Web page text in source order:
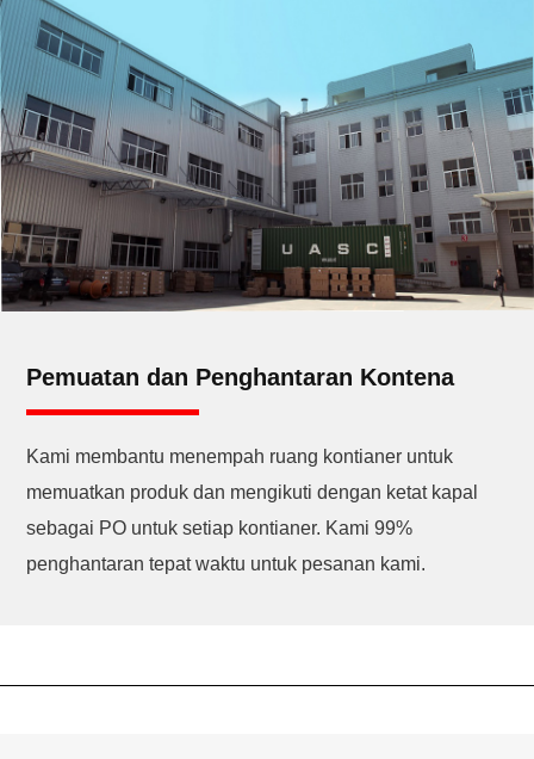
Pemuatan dan Penghantaran Kontena
Kami membantu menempah ruang kontianer untuk
memuatkan produk dan mengikuti dengan ketat kapal
sebagai PO untuk setiap kontianer. Kami 99%
penghantaran tepat waktu untuk pesanan kami.